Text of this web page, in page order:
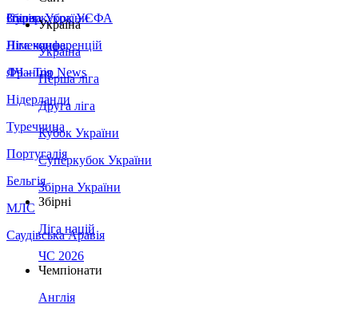
Збірна України
Італія
Німеччина
Франція
Нідерланди
Туреччина
Португалія
Бельгія
МЛС
Саудівська Аравія
Суперкубок УЄФА
Ліга конференцій
ЛЧ - Top News
Україна
Україна
Перша ліга
Друга ліга
Кубок України
Суперкубок України
Збірна України
Збірні
Ліга націй
ЧС 2026
Чемпіонати
Англія